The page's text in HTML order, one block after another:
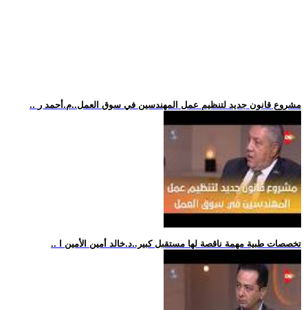
.. مشروع قانون جديد لتنظيم عمل المهندسين في سوق العمل..م.أحمد ر
.. تخصصات طبية مهمة ناقصة لها مستقبل كبير..د.خالد أمين الأمين ا